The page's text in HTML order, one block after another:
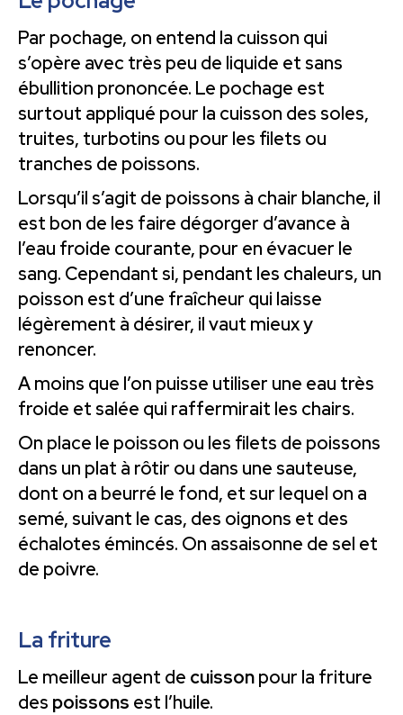
Par pochage, on entend la cuisson qui
s’opère avec très peu de liquide et sans
ébullition prononcée. Le pochage est
surtout appliqué pour la cuisson des soles,
truites, turbotins ou pour les filets ou
tranches de poissons.
Lorsqu’il s’agit de poissons à chair blanche, il
est bon de les faire dégorger d’avance à
l’eau froide courante, pour en évacuer le
sang. Cependant si, pendant les chaleurs, un
poisson est d’une fraîcheur qui laisse
légèrement à désirer, il vaut mieux y
renoncer.
A moins que l’on puisse utiliser une eau très
froide et salée qui raffermirait les chairs.
On place le poisson ou les filets de poissons
dans un plat à rôtir ou dans une sauteuse,
dont on a beurré le fond, et sur lequel on a
semé, suivant le cas, des oignons et des
échalotes émincés. On assaisonne de sel et
de poivre.
La friture
Le meilleur agent de cuissonpour la friture
des poissons est l’huile.